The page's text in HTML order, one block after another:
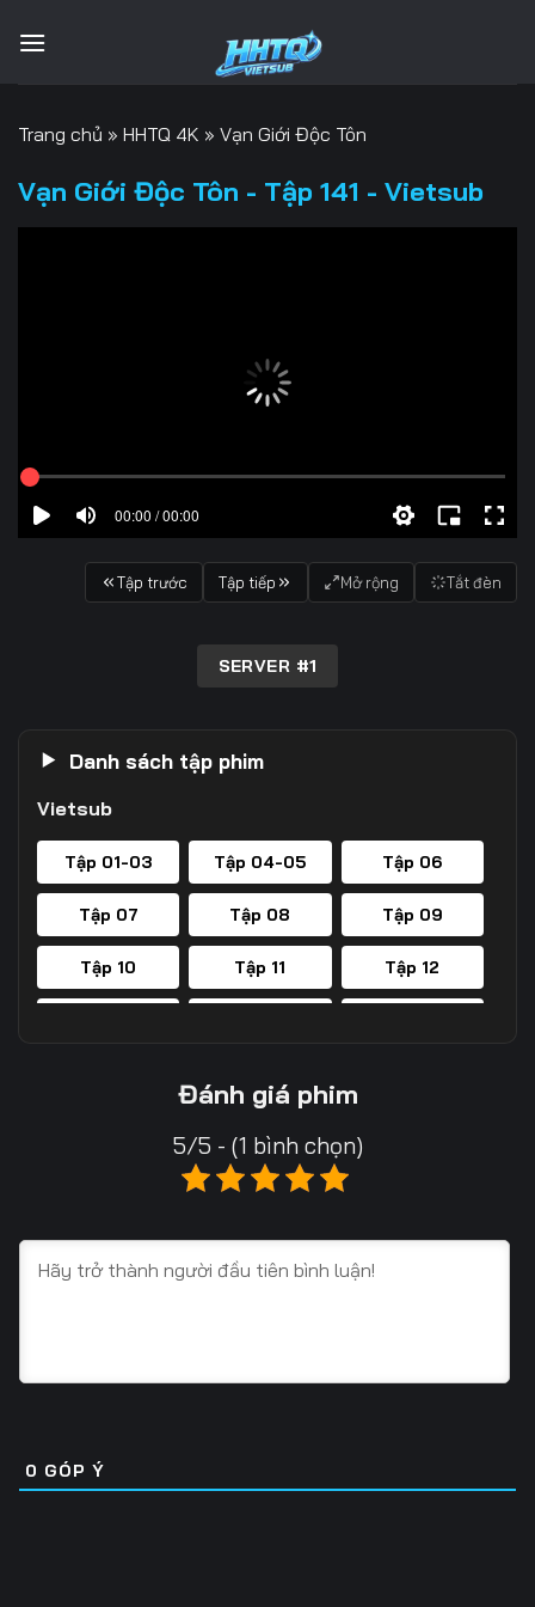
qua
Trang chủ » HHTQ 4K » Vạn Giới Độc Tôn
Vạn Giới Độc Tôn - Tập 141 - Vietsub
00:00 / 00:00
Tập trước Tập tiếp Mở rộng Tắt đèn
SERVER #1
Danh sách tập phim
Vietsub
Tập 01-03 Tập 04-05 Tập 06
Tập 07 Tập 08 Tập 09
Tập 10 Tập 11 Tập 12
Tập 23
Tập 28 Tập 29
Tập 34 Tập 35 Tập 36
Tập 40 Tập 41 Tập 42
Đánh giá phim
5/5 - (1 bình chọn)
0 GÓP Ý